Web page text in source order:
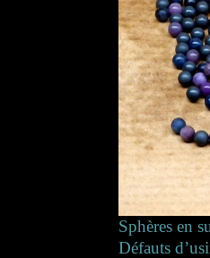
Sphères en
Défauts